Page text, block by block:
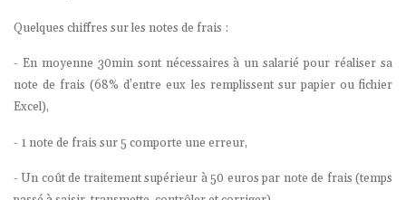
Quelques chiffres sur les notes de frais :
- En moyenne 30min sont nécessaires à un salarié pour réaliser sa
note de frais (68% d’entre eux les remplissent sur papier ou fichier
Excel),
- 1 note de frais sur 5 comporte une erreur,
- Un coût de traitement supérieur à 50 euros par note de frais (temps